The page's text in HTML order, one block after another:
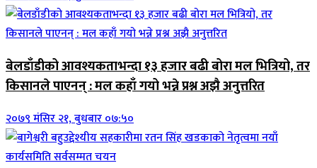
बेलडाँडीको आवश्यकताभन्दा १३ हजार बढी बोरा मल भित्रियो, तर
किसानले पाएनन् : मल कहाँ गयो भन्ने प्रश्न अझै अनुत्तरित
२०७९ मंसिर २१, बुधबार ०७:५०